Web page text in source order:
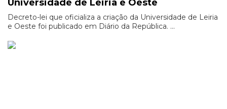
Universidade de Leiria e Oeste
Decreto-lei que oficializa a criação da Universidade de Leiria
e Oeste foi publicado em Diário da República. ...